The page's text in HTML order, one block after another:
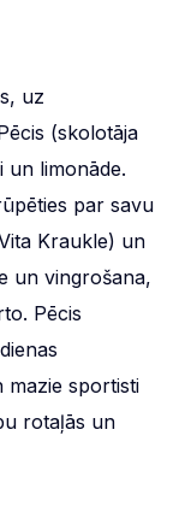
uz
(skolotāja
un limonāde.
par savu
Kraukle) un
un vingrošana,
Pēcis
mazie sportisti
rotaļās un